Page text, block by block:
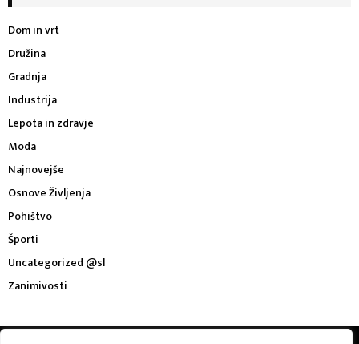
Dom in vrt
Družina
Gradnja
Industrija
Lepota in zdravje
Moda
Najnovejše
Osnove Življenja
Pohištvo
Športi
Uncategorized @sl
Zanimivosti